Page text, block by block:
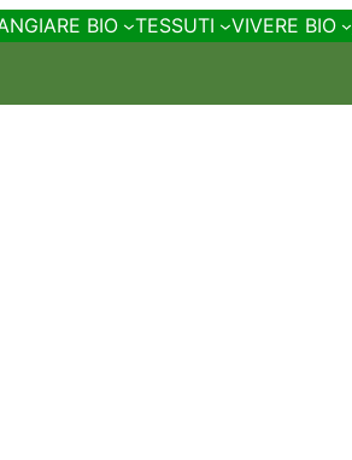
BIO TESSUTI VIVERE BIO